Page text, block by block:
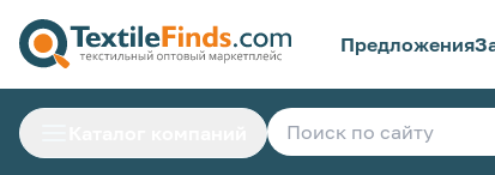
Предложения